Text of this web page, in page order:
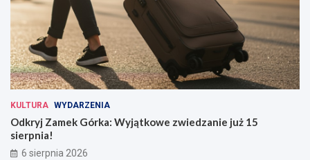
KULTURA WYDARZENIA
Odkryj Zamek Górka: Wyjątkowe zwiedzanie już 15
sierpnia!
6 sierpnia 2026